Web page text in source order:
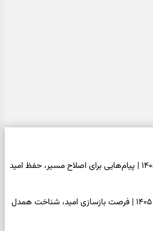
فال انبیا امروز شنبه ۱۷ مرداد ۱۴۰۵ | پیام‌هایی برای اصلاح مسیر، حفظ امید
فال حافظ امروز شنبه ۱۷ مرداد ۱۴۰۵ | فرصت بازسازی امید، شناخت همدل